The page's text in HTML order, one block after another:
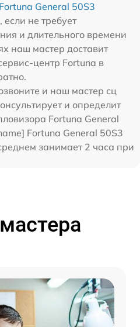
General 50S3
не требует
и длительного времени
наш мастер доставит
центр Fortuna в
и наш мастер сц
и определит
Fortuna General
Fortuna General 50S3
занимает 2 часа при